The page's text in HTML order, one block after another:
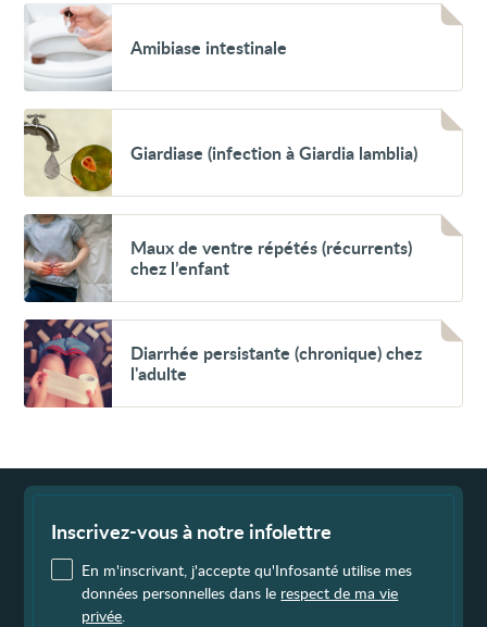
Voir
Amibiase
intestinale
Amibiase intestinale
Voir
Giardiase
(infection
Giardia
Giardiase (infection à Giardia lamblia)
Voir
Maux
de
ventre
répétés
chez
l’enfant
Maux de ventre répétés (récurrents)
chez l’enfant
Voir
Diarrhée
persistante
(chronique)
chez
Diarrhée persistante (chronique) chez
l'adulte
Inscrivez-vous à notre infolettre
En m'inscrivant, j'accepte qu'Infosanté utilise mes
données personnelles dans le respect de ma vie
privée